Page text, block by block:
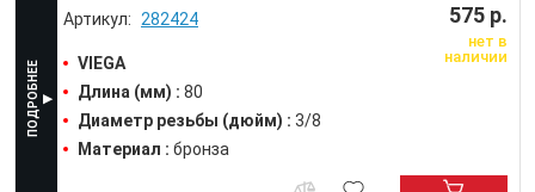
282424
VIEGA
Длина (мм) : 80
Диаметр резьбы (дюйм) : 3/8
Материал : бронза
575 р.
нет в
наличии